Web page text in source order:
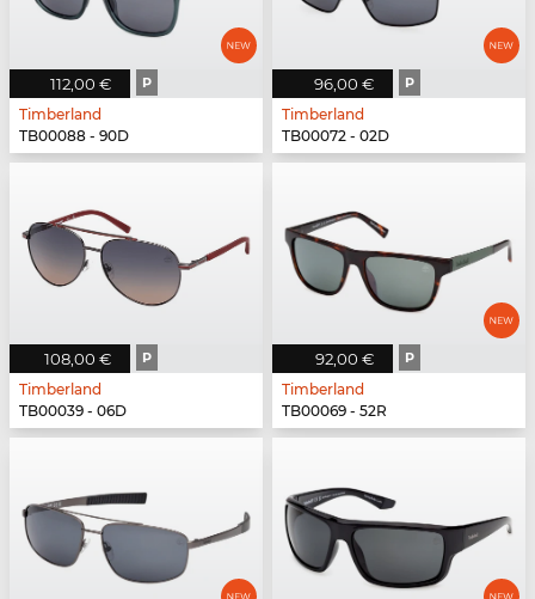
112,00 € P
Timberland
TB00088 - 90D
96,00 € P
Timberland
TB00072 - 02D
108,00 € P
Timberland
TB00039 - 06D
92,00 € P
Timberland
TB00069 - 52R